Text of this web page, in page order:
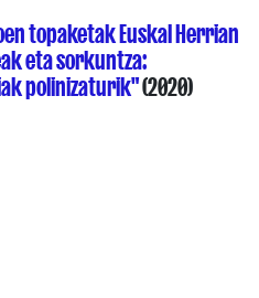
topaketak Euskal Herrian
eta sorkuntza:
polinizaturik"(2020)